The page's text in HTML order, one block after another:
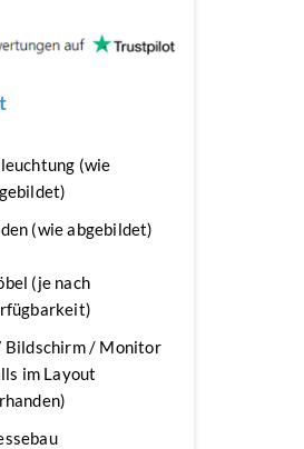
(wie
(wie abgebildet)
(je nach
Bildschirm / Monitor
im Layout